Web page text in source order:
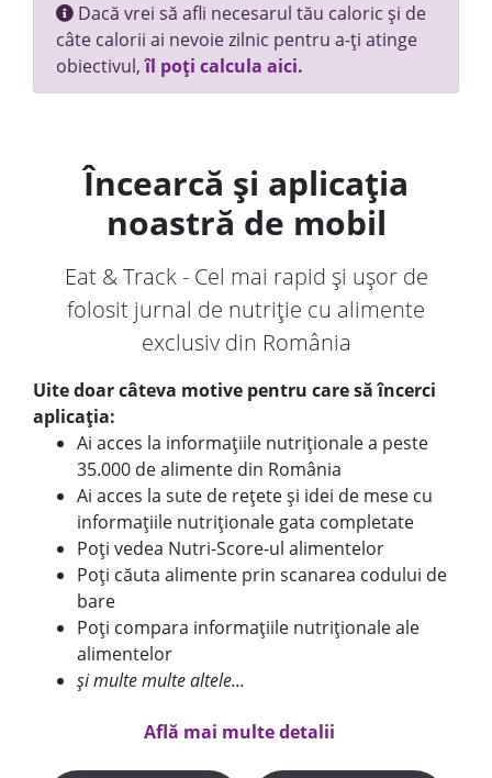
Dacă vrei să afli necesarul tău caloric și de
câte calorii ai nevoie zilnic pentru a-ți atinge
obiectivul,îl poți calcula aici.
Încearcă și aplicația
noastră de mobil
Eat & Track - Cel mai rapid și ușor de
folosit jurnal de nutriție cu alimente
exclusiv din România
Uite doar câteva motive pentru care să încerci
aplicația:
Ai acces la informațiile nutriționale a peste
35.000 de alimente din România
Ai acces la sute de rețete și idei de mese cu
informațiile nutriționale gata completate
Poți vedea Nutri-Score-ul alimentelor
Poți căuta alimente prin scanarea codului de
bare
Poți compara informațiile nutriționale ale
alimentelor
și multe multe altele...
Află mai multe detalii